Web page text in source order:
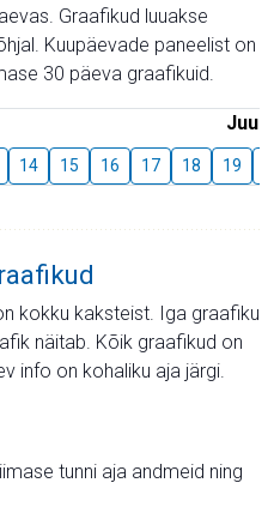
Graafikud luuakse
Kuupäevade paneelist on
30 päeva graafikuid.
Juuli
14 15 16 17 18 19
kokku kaksteist. Iga graafiku
näitab. Kõik graafikud on
info on kohaliku aja järgi.
tunni aja andmeid ning